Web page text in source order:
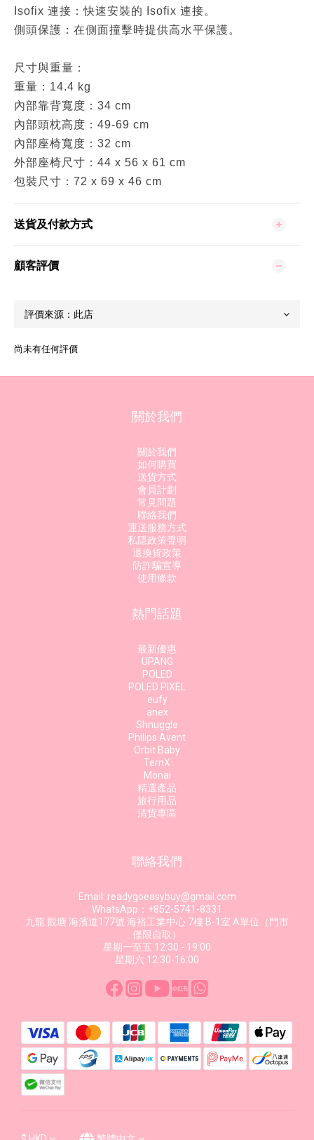
Isofix 連接：快速安裝的 Isofix 連接。
側頭保護：在側面撞擊時提供高水平保護。
尺寸與重量：
重量：14.4 kg
內部靠背寬度：34 cm
內部頭枕高度：49-69 cm
內部座椅寬度：32 cm
外部座椅尺寸：44 x 56 x 61 cm
包裝尺寸：72 x 69 x 46 cm
送貨及付款方式
顧客評價
尚未有任何評價
關於我們
關於我們
如何購買
送貨方式
會員計劃
常見問題
聯絡我們
運送服務方式
私隱政策聲明
退換貨政策
防詐騙宣導
使用條款
熱門話題
最新優惠
UPANG
POLED
POLED PIXEL
eufy
anex
Shnuggle
Philips Avent
Orbit Baby
TernX
Monai
精選產品
旅行用品
清貨專區
聯絡我們
Email: readygoeasybuy@gmail.com
WhatsApp：+852-5741-8331
九龍 觀塘 海濱道177號 海裕工業中心 7樓 B-1室 A單位（門市
僅限自取）
星期一至五 12:30 - 19:00
星期六 12:30-16:00